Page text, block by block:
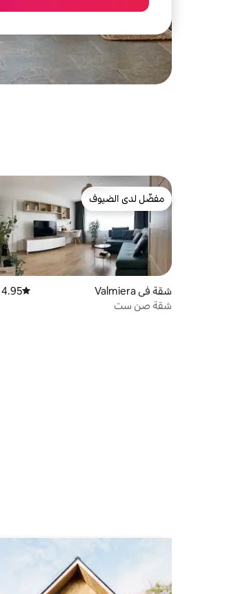
مفضّل لدى الضيوف
مفضّل لدى الضيوف
شقة في Valmiera متوسط التقييم
4.95 (106)
شقة صن ست